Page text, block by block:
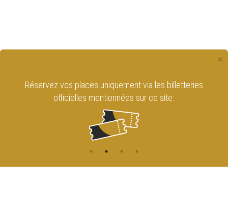
×
Réservez vos places uniquement via les billetteries
officielles mentionnées sur ce site.